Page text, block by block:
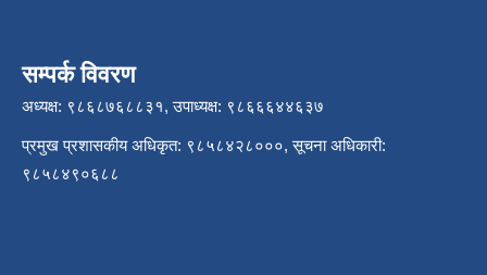
सम्पर्क विवरण
अध्यक्ष: ९८६८७६८८३१, उपाध्यक्ष: ९८६६६४४६३७
प्रमुख प्रशासकीय अधिकृत: ९८५८४२८०००, सूचना अधिकारी:
९८५८४९०६८८